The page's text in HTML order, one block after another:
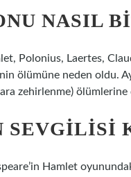
NASIL
Polonius, Laertes,
ölümüne neden oldu.
zehirlenme)
SEVGILISI
Hamlet